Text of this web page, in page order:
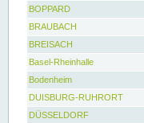
BOPPARD
BRAUBACH
BREISACH
Basel-Rheinhalle
Bodenheim
DUISBURG-RUHRORT
DÜSSELDORF